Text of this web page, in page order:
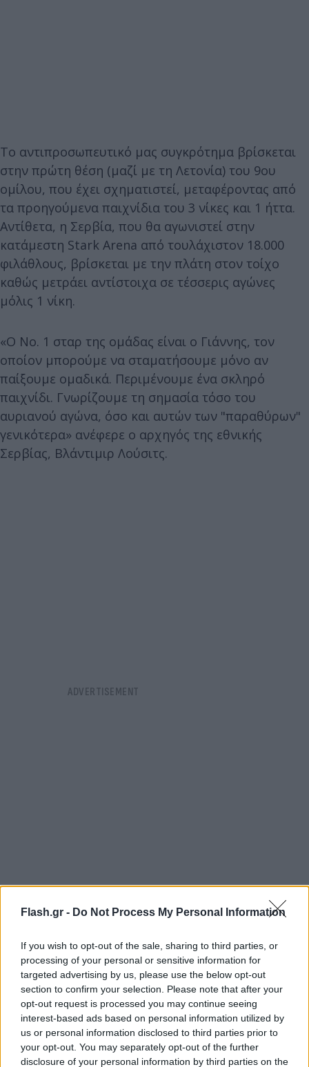
Flash.gr - Do Not Process My Personal Information
If you wish to opt-out of the sale, sharing to third parties, or
processing of your personal or sensitive information for
targeted advertising by us, please use the below opt-out
section to confirm your selection. Please note that after your
opt-out request is processed you may continue seeing
interest-based ads based on personal information utilized by
us or personal information disclosed to third parties prior to
your opt-out. You may separately opt-out of the further
disclosure of your personal information by third parties on the
Το αντιπροσωπευτικό μας συγκρότημα βρίσκεται
στην πρώτη θέση (μαζί με τη Λετονία) του 9ου
ομίλου, που έχει σχηματιστεί, μεταφέροντας από
τα προηγούμενα παιχνίδια του 3 νίκες και 1 ήττα.
Αντίθετα, η Σερβία, που θα αγωνιστεί στην
κατάμεστη Stark Arena από τουλάχιστον 18.000
φιλάθλους, βρίσκεται με την πλάτη στον τοίχο
καθώς μετράει αντίστοιχα σε τέσσερις αγώνες
μόλις 1 νίκη.
«Ο Νο. 1 σταρ της ομάδας είναι ο Γιάννης, τον
οποίον μπορούμε να σταματήσουμε μόνο αν
παίξουμε ομαδικά. Περιμένουμε ένα σκληρό
παιχνίδι. Γνωρίζουμε τη σημασία τόσο του
αυριανού αγώνα, όσο και αυτών των "παραθύρων"
γενικότερα» ανέφερε ο αρχηγός της εθνικής
Σερβίας, Βλάντιμιρ Λούσιτς.
Λούντζης είπε μεταξύ άλλων: «Θα αντιμετωπίσουμε
μια τόσο δυνατή ομάδα, σε ένα γεμάτο γήπεδο. Η
Σερβία θα έχει όλα τα αστέρια της, αλλά για μας
δεν αλλάζει κάτι. Θα πάμε στο Βελιγράδι με στόχο
να πάρουμε τη νίκη».
Εκτός για τους γηπεδούχους απόψε είναι ο Νεμάνια